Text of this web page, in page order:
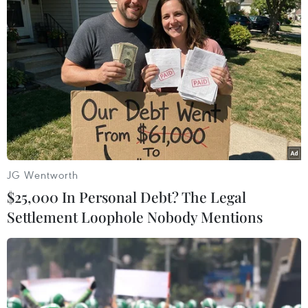
Bảng D
15g30 U23 Brazil - U23 Cote d'Ivoire
(VTV5)
18g30 U23 Saudi Arabia - U23 Đức
(Vietnam+)
JG Wentworth
$25,000 In Personal Debt? The Legal
Settlement Loophole Nobody Mentions